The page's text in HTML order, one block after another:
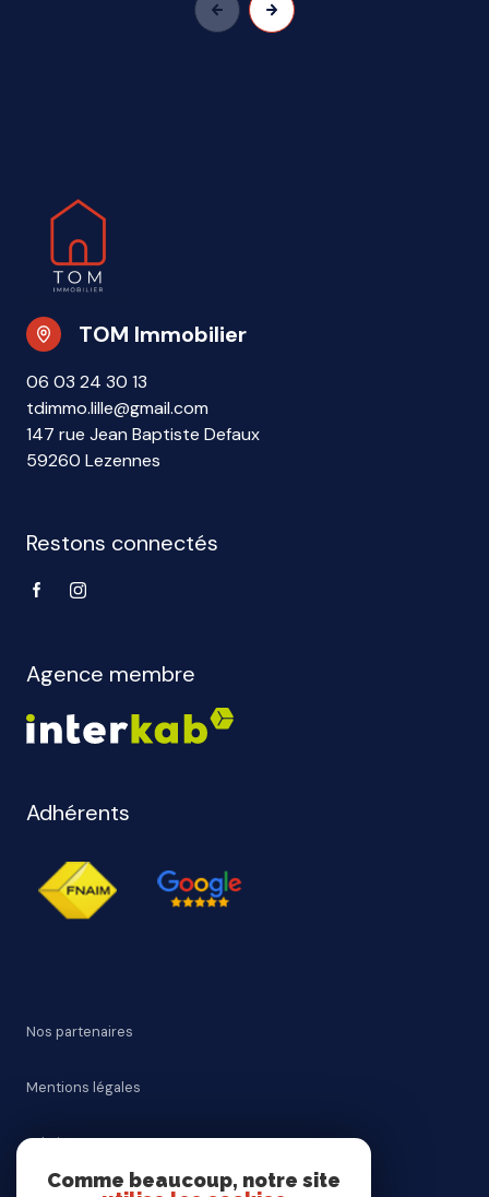
TOM Immobilier
06 03 24 30 13
tdimmo.lille@gmail.com
147 rue Jean Baptiste Defaux
59260 Lezennes
Restons connectés
Agence membre
Adhérents
Nos partenaires
Mentions légales
Admin
Comme beaucoup, notre site